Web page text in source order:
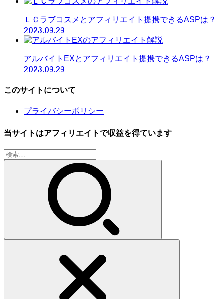
ＬＣラブコスメとアフィリエイト提携できるASPは？
2023.09.29
アルバイトEXとアフィリエイト提携できるASPは？
2023.09.29
このサイトについて
プライバシーポリシー
当サイトはアフィリエイトで収益を得ています
検
索: